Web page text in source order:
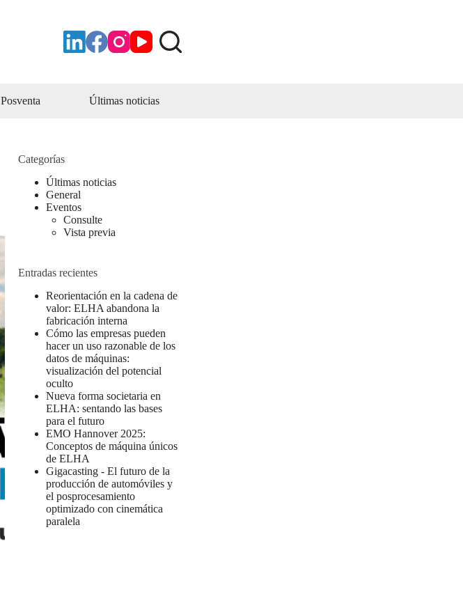
Posventa Últimas noticias
Categorías
Últimas noticias
General
Eventos
Consulte
Vista previa
Entradas recientes
Reorientación en la cadena de
valor: ELHA abandona la
fabricación interna
Cómo las empresas pueden
hacer un uso razonable de los
datos de máquinas:
visualización del potencial
oculto
Nueva forma societaria en
ELHA: sentando las bases
para el futuro
EMO Hannover 2025:
Conceptos de máquina únicos
de ELHA
Gigacasting - El futuro de la
producción de automóviles y
el posprocesamiento
optimizado con cinemática
paralela